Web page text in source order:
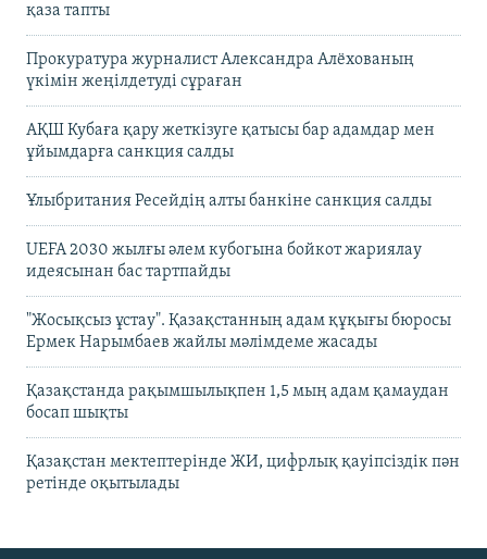
қаза тапты
Прокуратура журналист Александра Алёхованың
үкімін жеңілдетуді сұраған
АҚШ Кубаға қару жеткізуге қатысы бар адамдар мен
ұйымдарға санкция салды
Ұлыбритания Ресейдің алты банкіне санкция салды
UEFA 2030 жылғы әлем кубогына бойкот жариялау
идеясынан бас тартпайды
"Жосықсыз ұстау". Қазақстанның адам құқығы бюросы
Ермек Нарымбаев жайлы мәлімдеме жасады
Қазақстанда рақымшылықпен 1,5 мың адам қамаудан
босап шықты
Қазақстан мектептерінде ЖИ, цифрлық қауіпсіздік пән
ретінде оқытылады